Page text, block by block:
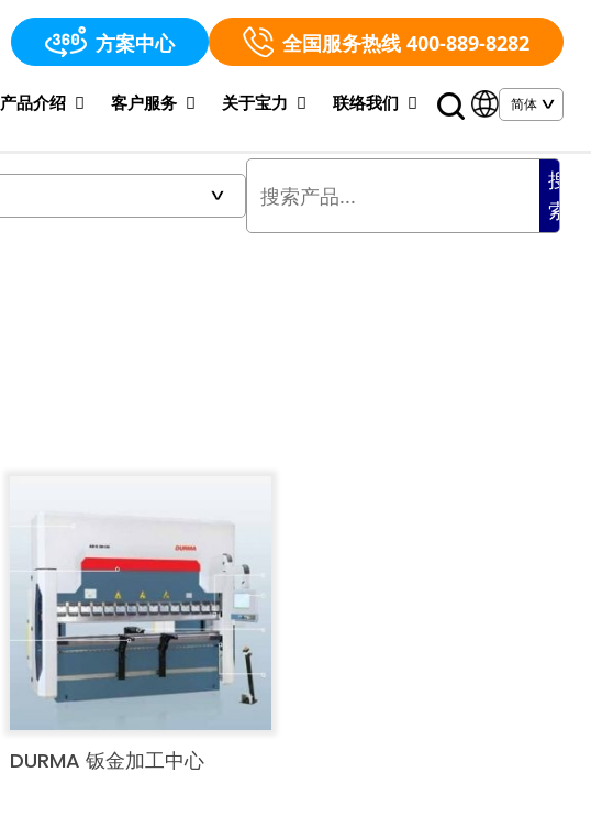
方案中心 全国服务热线 400-889-8282
产品介绍 客户服务 关于宝力 联络我们
搜
索
DURMA 钣金加工中心